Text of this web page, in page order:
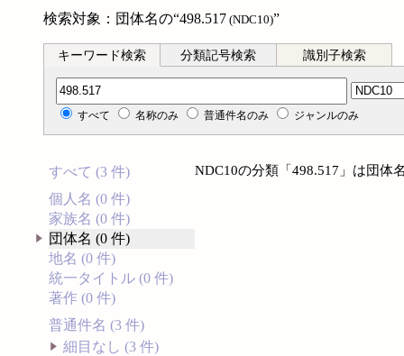
検索対象：団体名の“498.517 (NDC10)”
キーワード検索 分類記号検索 識別子検索
分類記号検索
すべて 名称のみ 普通件名のみ ジャンルのみ
すべて (3 件)
個人名 (0 件)
家族名 (0 件)
団体名 (0 件)
地名 (0 件)
統一タイトル (0 件)
著作 (0 件)
普通件名 (3 件)
細目なし (3 件)
NDC10の分類「498.517」は団体